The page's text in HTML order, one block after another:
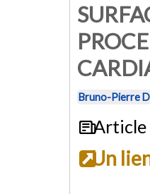
Bruno-Pierre
Article
Un